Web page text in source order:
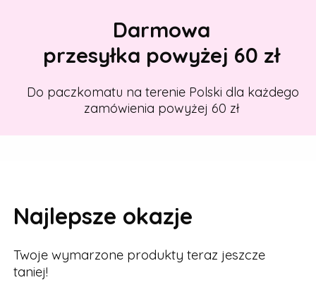
Darmowa
przesyłka powyżej 60 zł
Do paczkomatu na terenie Polski dla każdego
zamówienia powyżej 60 zł
Najlepsze okazje
Twoje wymarzone produkty teraz jeszcze
taniej!